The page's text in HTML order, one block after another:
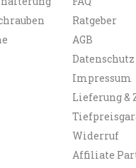
Ratgeber
AGB
Datenschutz
Impressum
Lieferung &
Widerruf
Affiliate